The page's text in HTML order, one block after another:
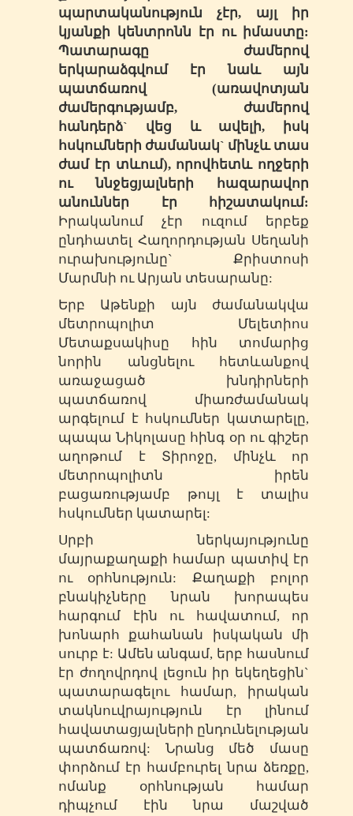
պարտականություն չէր, այլ իր
կյանքի կենտրոնն էր ու իմաստը:
Պատարագը ժամերով
երկարաձգվում էր նաև այն
պատճառով
(առավոտյան
ժամերգությամբ, ժամերով
հանդերձ` վեց և ավելի, իսկ
հսկումների ժամանակ` մինչև տաս
ժամ էր տևում), որովհետև ողջերի
ու ննջեցյալների հազարավոր
անուններ էր հիշատակում:
Իրականում չէր ուզում երբեք
ընդհատել Հաղորդության Սեղանի
ուրախությունը` Քրիստոսի
Մարմնի ու Արյան տեսարանը:
Երբ Աթենքի այն ժամանակվա
մետրոպոլիտ Մելետիոս
Մետաքսակիսը հին տոմարից
նորին անցնելու հետևանքով
առաջացած խնդիրների
պատճառով միառժամանակ
արգելում է հսկումներ կատարելը,
պապա Նիկոլասը հինգ օր ու գիշեր
աղոթում է Տիրոջը, մինչև որ
մետրոպոլիտն իրեն
բացառությամբ թույլ է տալիս
հսկումներ կատարել:
Սրբի ներկայությունը
մայրաքաղաքի համար պատիվ էր
ու օրհնություն: Քաղաքի բոլոր
բնակիչները նրան խորապես
հարգում էին ու հավատում, որ
խոնարհ քահանան իսկական մի
սուրբ է: Ամեն անգամ, երբ հասնում
էր ժողովրդով լեցուն իր եկեղեցին`
պատարագելու համար, իրական
տակնուվրայություն էր լինում
հավատացյալների ընդունելության
պատճառով: Նրանց մեծ մասը
փորձում էր համբուրել նրա ձեռքը,
ոմանք օրհնության համար
դիպչում էին նրա մաշված